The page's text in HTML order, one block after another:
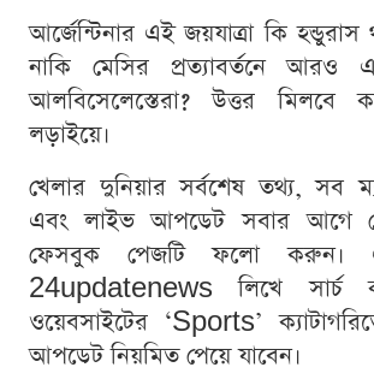
আর্জেন্টিনার এই জয়যাত্রা কি হন্ডুরাস
নাকি মেসির প্রত্যাবর্তনে
আলবিসেলেস্তেরা? উত্তর মিলবে
লড়াইয়ে।
খেলার দুনিয়ার সর্বশেষ তথ্য, সব
এবং লাইভ আপডেট সবার আগে
ফেসবুক পেজটি ফলো করুন।
24updatenews লিখে সার্চ
ওয়েবসাইটের ‘Sports’
আপডেট নিয়মিত পেয়ে যাবেন।